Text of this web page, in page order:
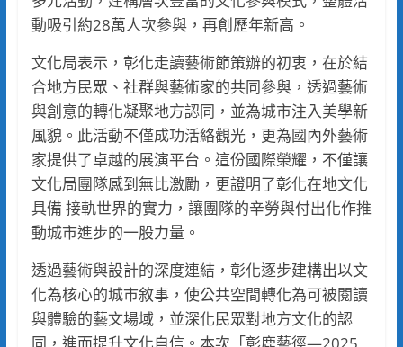
動吸引約28萬人次參與，再創歷年新高。
文化局表示，彰化走讀藝術節策辦的初衷，在於結
合地方民眾、社群與藝術家的共同參與，透過藝術
與創意的轉化凝聚地方認同，並為城市注入美學新
風貌。此活動不僅成功活絡觀光，更為國內外藝術
家提供了卓越的展演平台。這份國際榮耀，不僅讓
文化局團隊感到無比激勵，更證明了彰化在地文化
具備 接軌世界的實力，讓團隊的辛勞與付出化作推
動城市進步的一股力量。
透過藝術與設計的深度連結，彰化逐步建構出以文
化為核心的城市敘事，使公共空間轉化為可被閱讀
與體驗的藝文場域，並深化民眾對地方文化的認